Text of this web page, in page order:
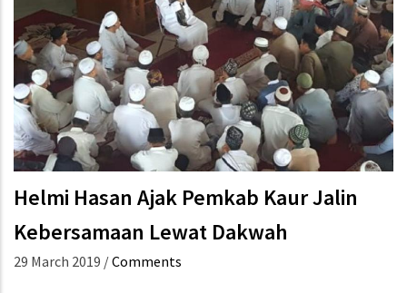
Helmi Hasan Ajak Pemkab Kaur Jalin
Kebersamaan Lewat Dakwah
29 March 2019 /Comments